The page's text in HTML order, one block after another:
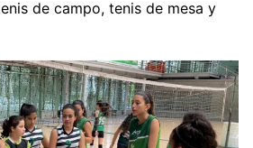
de campo, tenis de mesa y